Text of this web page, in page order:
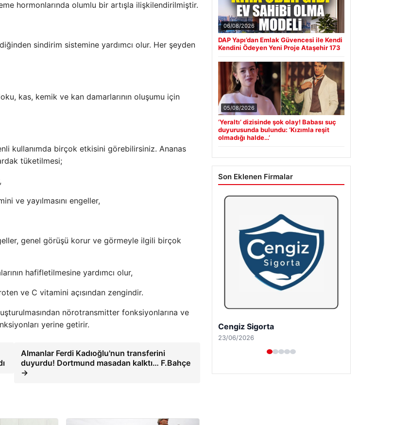
hormonlarında olumlu bir artışla ilişkilendirilmiştir.
sindirim sistemine yardımcı olur. Her şeyden
kas, kemik ve kan damarlarının oluşumu için
kullanımda birçok etkisini görebilirsiniz. Ananas
tüketilmesi;
ve yayılmasını engeller,
genel görüşü korur ve görmeyle ilgili birçok
hafifletilmesine yardımcı olur,
ve C vitamini açısından zengindir.
nörotransmitter fonksiyonlarına ve
yerine getirir.
Almanlar Ferdi Kadıoğlu'nun transferini
duyurdu! Dortmund masadan kalktı… F.Bahçe
→
06/08/2026
DAP Yapı’dan Emlak Güvencesi ile Kendi
Kendini Ödeyen Yeni Proje Ataşehir 173
05/08/2026
‘Yeraltı’ dizisinde şok olay! Babası suç
duyurusunda bulundu: ‘Kızımla reşit
olmadığı halde…’
Son Eklenen Firmalar
Hastaş Beton
26/05/2026